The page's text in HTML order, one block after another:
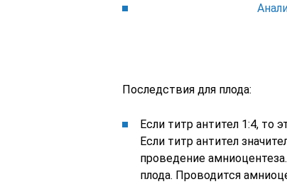
Последствия для плода:
Если титр антител 1:4, то
Если титр антител
проведение
плода. Проводится